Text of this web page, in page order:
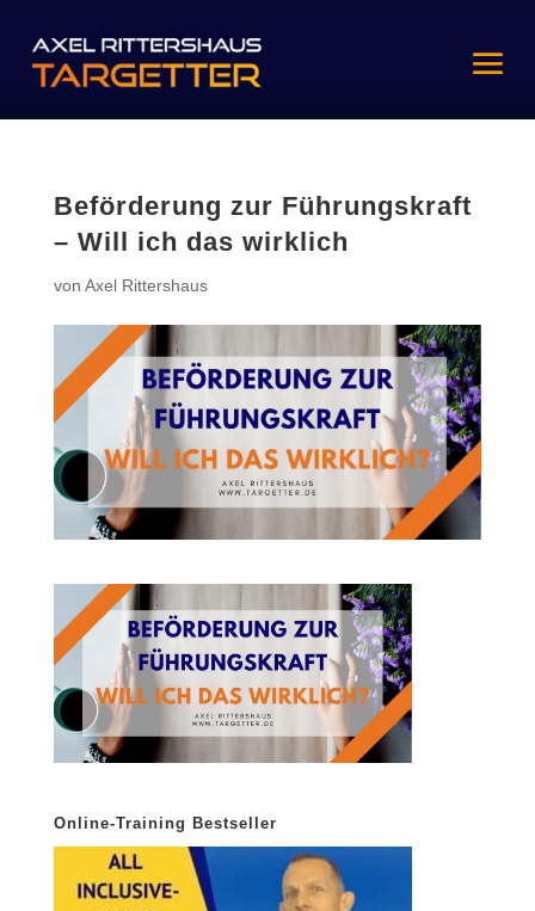
Beförderung zur Führungskraft
– Will ich das wirklich
von Axel Rittershaus
Online-Training Bestseller